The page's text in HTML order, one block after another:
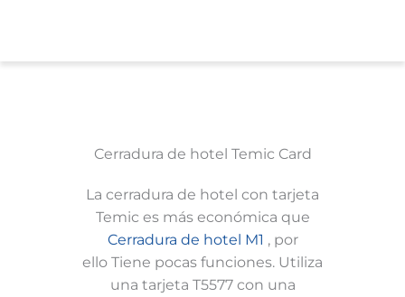
Cerradura de hotel Temic Card
La cerradura de hotel con tarjeta
Temic es más económica que
Cerradura de hotel M1 , por
ello Tiene pocas funciones. Utiliza
una tarjeta T5577 con una